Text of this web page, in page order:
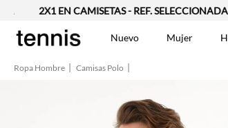
2X1 EN CAMISETAS - REF. SELECCIONADAS |
Nuevo Mujer
Ropa Hombre Camisas Polo